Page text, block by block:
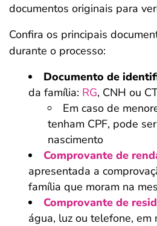
documentos originais para
Confira os principais
durante o processo:
Documento de
da família: RG, CNH ou
Em caso de
tenham CPF, pode
nascimento
Comprovante de
apresentada a
família que moram na
Comprovante de
água, luz ou telefone,